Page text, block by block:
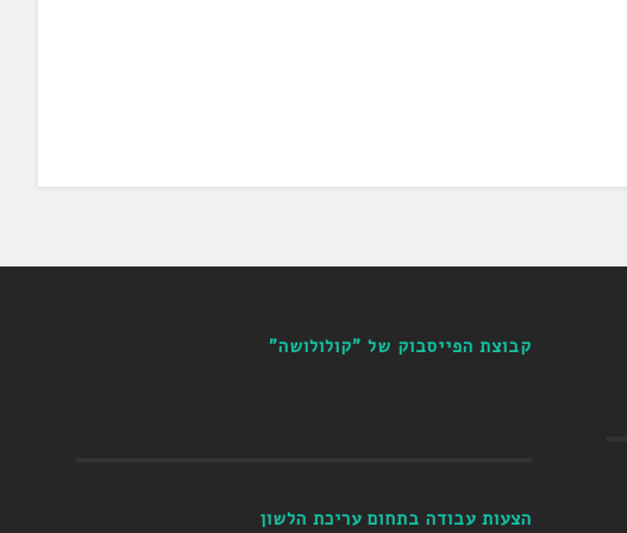
קבוצת הפייסבוק של "קולולושה"
הצעות עבודה בתחום עריכת הלשון